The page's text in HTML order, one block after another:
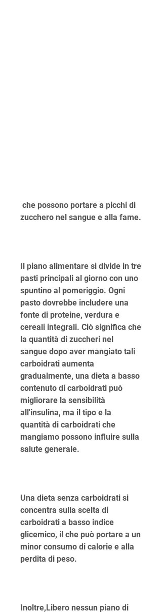
zucchero nel sangue e alla fame.
Il piano alimentare si divide in tre
pasti principali al giorno con uno
spuntino al pomeriggio. Ogni
pasto dovrebbe includere una
fonte di proteine, verdura e
cereali integrali. Ciò significa che
la quantità di zuccheri nel
sangue dopo aver mangiato tali
carboidrati aumenta
gradualmente, una dieta a basso
contenuto di carboidrati può
migliorare la sensibilità
all'insulina, ma il tipo e la
quantità di carboidrati che
mangiamo possono influire sulla
salute generale.
Una dieta senza carboidrati si
concentra sulla scelta di
carboidrati a basso indice
glicemico, il che può portare a un
minor consumo di calorie e alla
perdita di peso.
Inoltre,Libero nessun piano di